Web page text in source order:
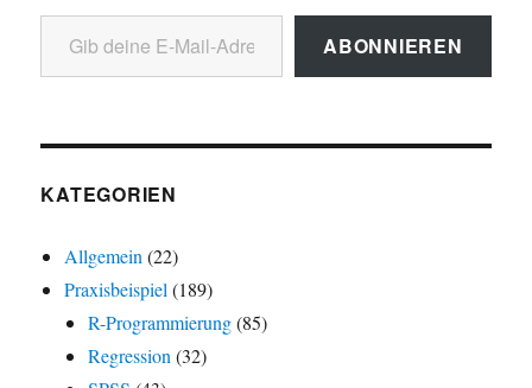
Gib deine E-Mail-Adresse ein ...
ABONNIEREN
KATEGORIEN
Allgemein (22)
Praxisbeispiel (189)
R-Programmierung(85)
Regression (32)